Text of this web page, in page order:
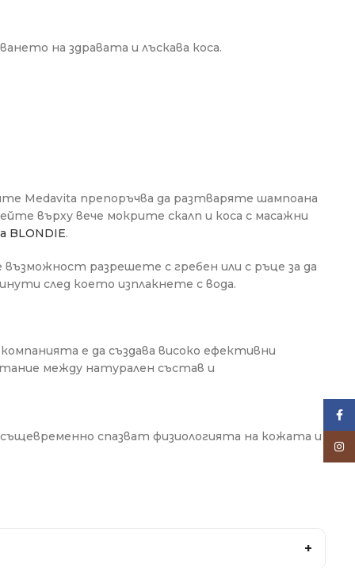
на здравата и лъскава коса.
Medavita препоръчва да разтваряте шампоана
върху вече мокрите скалп и коса с масажни
BLONDIE.
разрешете с гребен или с ръце за да
след което изплакнете с вода.
е да създава високо ефективни
между натурален състав и
спазват физиологията на кожата и
+